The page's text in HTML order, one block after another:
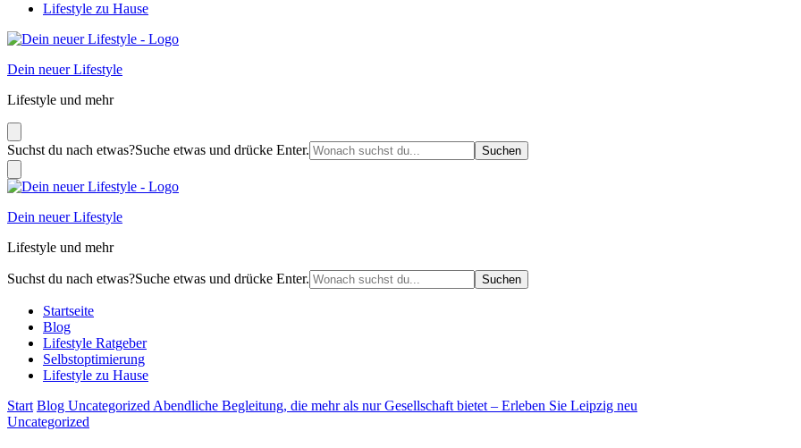
Lifestyle zu Hause
Dein neuer Lifestyle
Lifestyle und mehr
Suchst du nach etwas?Suche etwas und drücke Enter.
Dein neuer Lifestyle
Lifestyle und mehr
Suchst du nach etwas?Suche etwas und drücke Enter.
Startseite
Blog
Lifestyle Ratgeber
Selbstoptimierung
Lifestyle zu Hause
Start Blog Uncategorized Abendliche Begleitung, die mehr als nur Gesellschaft bietet – Erleben Sie Leipzig neu
Uncategorized